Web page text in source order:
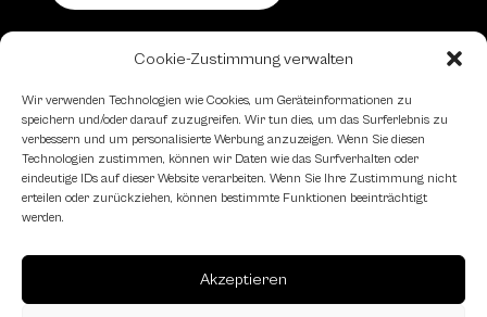
Cookie-Zustimmung verwalten
Wir verwenden Technologien wie Cookies, um Geräteinformationen zu
speichern und/oder darauf zuzugreifen. Wir tun dies, um das Surferlebnis zu
verbessern und um personalisierte Werbung anzuzeigen. Wenn Sie diesen
Technologien zustimmen, können wir Daten wie das Surfverhalten oder
eindeutige IDs auf dieser Website verarbeiten. Wenn Sie Ihre Zustimmung nicht
erteilen oder zurückziehen, können bestimmte Funktionen beeinträchtigt
werden.
Akzeptieren
Schachfreundliche Lokale